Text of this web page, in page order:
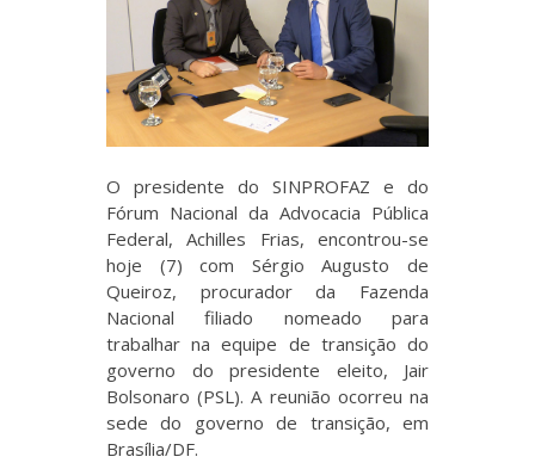
O presidente do SINPROFAZ e do
Fórum Nacional da Advocacia Pública
Federal, Achilles Frias, encontrou-se
hoje (7) com Sérgio Augusto de
Queiroz, procurador da Fazenda
Nacional filiado nomeado para
trabalhar na equipe de transição do
governo do presidente eleito, Jair
Bolsonaro (PSL). A reunião ocorreu na
sede do governo de transição, em
Brasília/DF.